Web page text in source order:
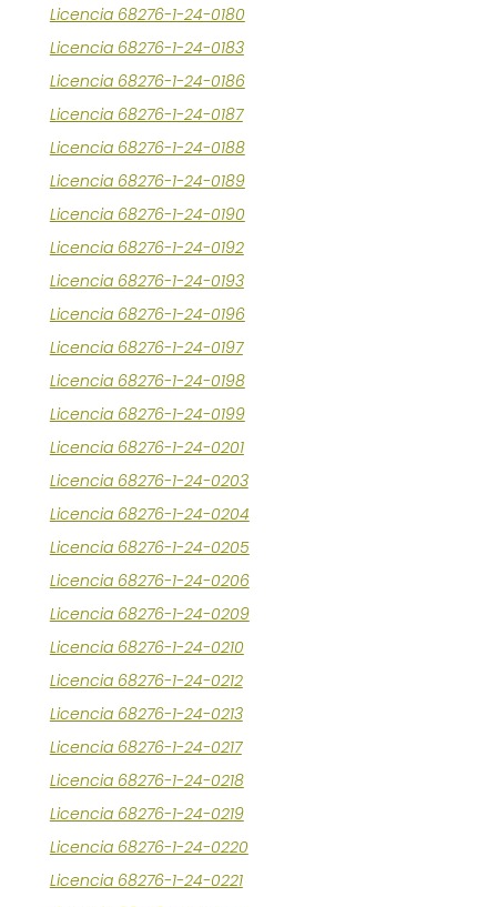
Licencia 68276-1-24-0180
Licencia 68276-1-24-0183
Licencia 68276-1-24-0186
Licencia 68276-1-24-0187
Licencia 68276-1-24-0188
Licencia 68276-1-24-0189
Licencia 68276-1-24-0190
Licencia 68276-1-24-0192
Licencia 68276-1-24-0193
Licencia 68276-1-24-0196
Licencia 68276-1-24-0197
Licencia 68276-1-24-0198
Licencia 68276-1-24-0199
Licencia 68276-1-24-0201
Licencia 68276-1-24-0203
Licencia 68276-1-24-0204
Licencia 68276-1-24-0205
Licencia 68276-1-24-0206
Licencia 68276-1-24-0209
Licencia 68276-1-24-0210
Licencia 68276-1-24-0212
Licencia 68276-1-24-0213
Licencia 68276-1-24-0217
Licencia 68276-1-24-0218
Licencia 68276-1-24-0219
Licencia 68276-1-24-0220
Licencia 68276-1-24-0221